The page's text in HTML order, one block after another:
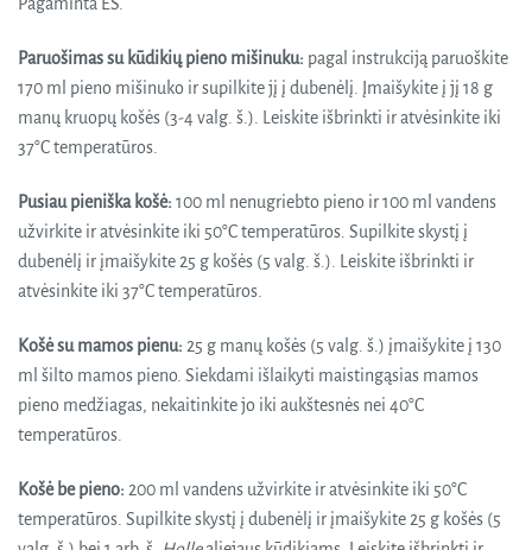
Pagaminta ES.
Paruošimas su kūdikių pieno mišinuku: pagal instrukciją paruoškite
170 ml pieno mišinuko ir supilkite jį į dubenėlį. Įmaišykite į jį 18 g
manų kruopų košės (3-4 valg. š.). Leiskite išbrinkti ir atvėsinkite iki
37°C temperatūros.
Pusiau pieniška košė: 100 ml nenugriebto pieno ir 100 ml vandens
užvirkite ir atvėsinkite iki 50°C temperatūros. Supilkite skystį į
dubenėlį ir įmaišykite 25 g košės (5 valg. š.). Leiskite išbrinkti ir
atvėsinkite iki 37°C temperatūros.
Košė su mamos pienu: 25 g manų košės (5 valg. š.) įmaišykite į 130
ml šilto mamos pieno. Siekdami išlaikyti maistingąsias mamos
pieno medžiagas, nekaitinkite jo iki aukštesnės nei 40°C
temperatūros.
Košė be pieno: 200 ml vandens užvirkite ir atvėsinkite iki 50°C
temperatūros. Supilkite skystį į dubenėlį ir įmaišykite 25 g košės (5